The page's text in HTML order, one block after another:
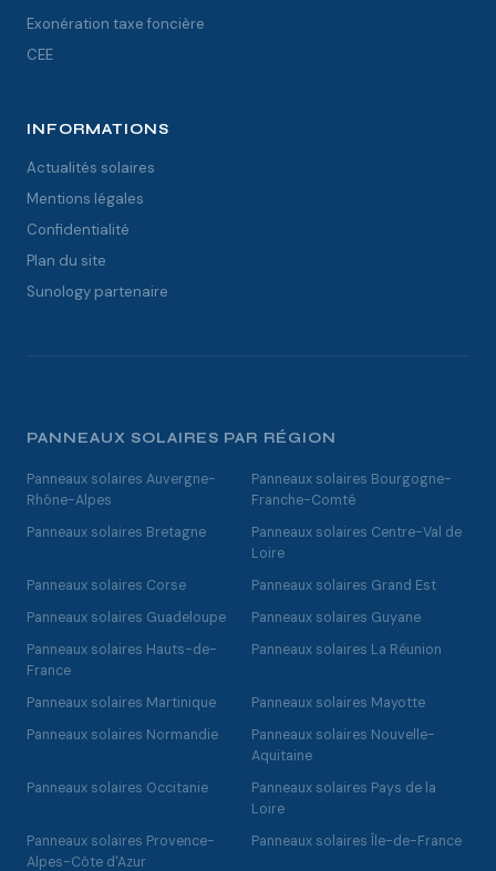
Exonération taxe foncière
CEE
INFORMATIONS
Actualités solaires
Mentions légales
Confidentialité
Plan du site
Sunology partenaire
PANNEAUX SOLAIRES PAR RÉGION
Panneaux solaires Auvergne-
Rhône-Alpes
Panneaux solaires Bourgogne-
Franche-Comté
Panneaux solaires Bretagne
Panneaux solaires Centre-Val de
Loire
Panneaux solaires Corse
Panneaux solaires Grand Est
Panneaux solaires Guadeloupe
Panneaux solaires Guyane
Panneaux solaires Hauts-de-
France
Panneaux solaires La Réunion
Panneaux solaires Martinique
Panneaux solaires Mayotte
Panneaux solaires Normandie
Panneaux solaires Nouvelle-
Aquitaine
Panneaux solaires Occitanie
Panneaux solaires Pays de la
Loire
Panneaux solaires Provence-
Alpes-Côte d'Azur
Panneaux solaires Île-de-France